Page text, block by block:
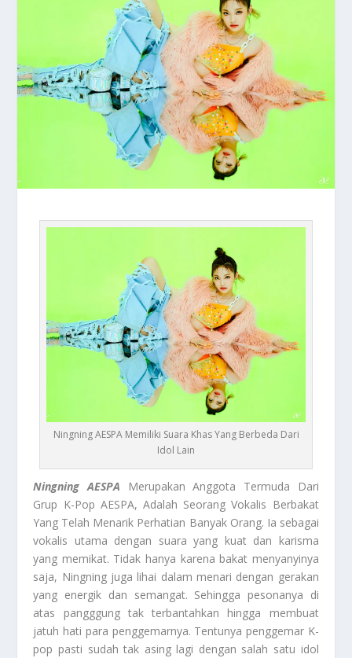
Ningning AESPA Memiliki Suara Khas Yang Berbeda Dari
Idol Lain
Ningning AESPA Merupakan Anggota Termuda Dari
Grup K-Pop AESPA, Adalah Seorang Vokalis Berbakat
Yang Telah Menarik Perhatian Banyak Orang. Ia sebagai
vokalis utama dengan suara yang kuat dan karisma
yang memikat. Tidak hanya karena bakat menyanyinya
saja, Ningning juga lihai dalam menari dengan gerakan
yang energik dan semangat. Sehingga pesonanya di
atas pangggung tak terbantahkan hingga membuat
jatuh hati para penggemarnya. Tentunya penggemar K-
pop pasti sudah tak asing lagi dengan salah satu idol